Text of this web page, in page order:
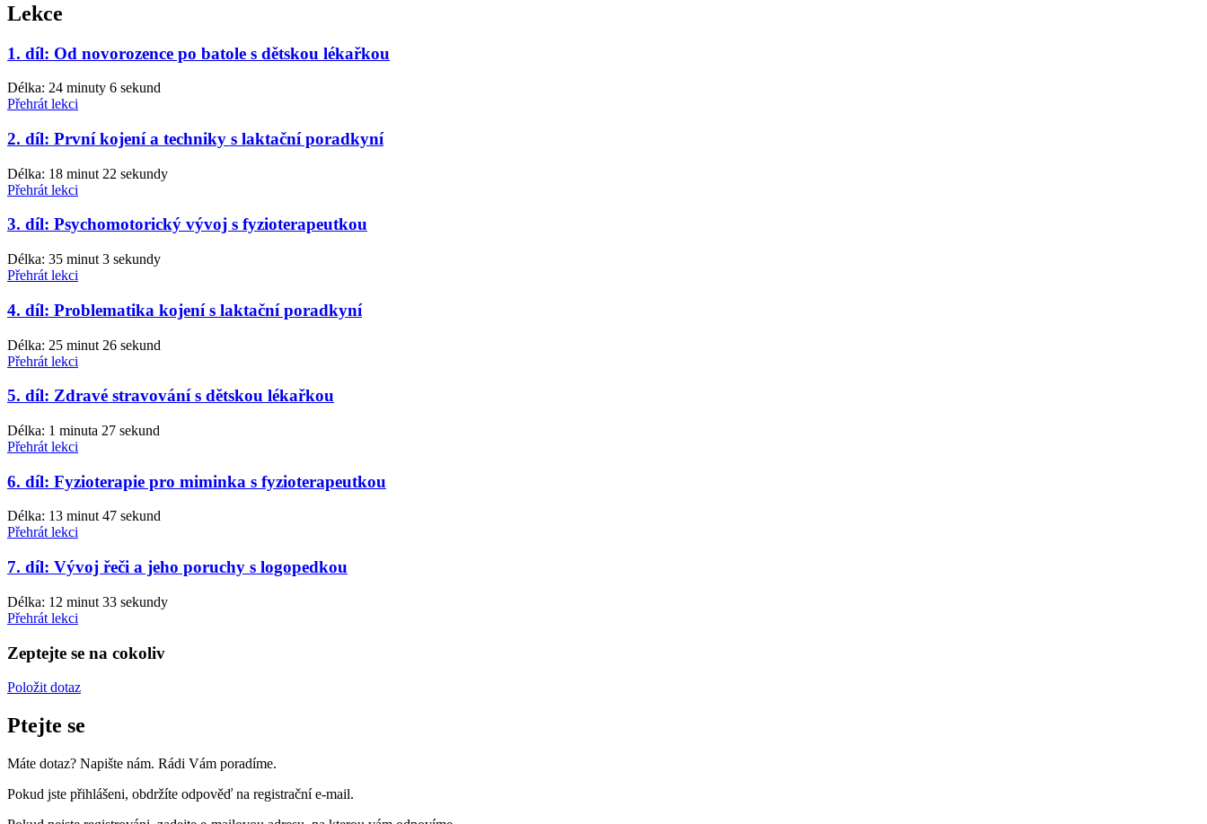
Lekce
1. díl: Od novorozence po batole s dětskou lékařkou
Délka: 24 minuty 6 sekund
Přehrát lekci
2. díl: První kojení a techniky s laktační poradkyní
Délka: 18 minut 22 sekundy
Přehrát lekci
3. díl: Psychomotorický vývoj s fyzioterapeutkou
Délka: 35 minut 3 sekundy
Přehrát lekci
4. díl: Problematika kojení s laktační poradkyní
Délka: 25 minut 26 sekund
Přehrát lekci
5. díl: Zdravé stravování s dětskou lékařkou
Délka: 1 minuta 27 sekund
Přehrát lekci
6. díl: Fyzioterapie pro miminka s fyzioterapeutkou
Délka: 13 minut 47 sekund
Přehrát lekci
7. díl: Vývoj řeči a jeho poruchy s logopedkou
Délka: 12 minut 33 sekundy
Přehrát lekci
Zeptejte se na cokoliv
Položit dotaz
Ptejte se
Máte dotaz? Napište nám. Rádi Vám poradíme.
Pokud jste přihlášeni, obdržíte odpověď na registrační e-mail.